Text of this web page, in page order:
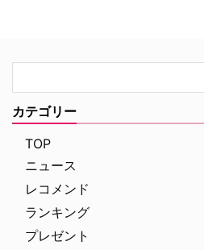
の裏側を明かす特別映像が公開さ
録！ 映画史に残る快挙を達成 ソ
ニー・ピクチャーズ配給、トム・
ホランド演じるピーター・パーカ
ー＝スパイダーマンの新たなる物
ド・ニュー・デイ』が大ヒット …
カテゴリー
TOP
ニュース
レコメンド
ランキング
プレゼント